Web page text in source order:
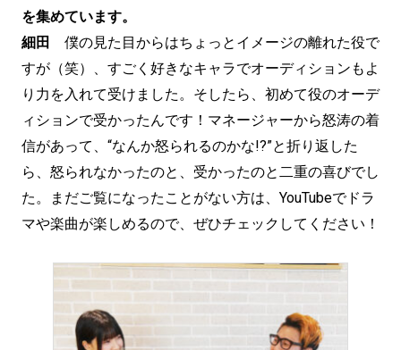
を集めています。
細田
僕の見た目からはちょっとイメージの離れた役で
すが（笑）、すごく好きなキャラでオーディションもよ
り力を入れて受けました。そしたら、初めて役のオーデ
ィションで受かったんです！マネージャーから怒涛の着
信があって、“なんか怒られるのかな!?”と折り返した
ら、怒られなかったのと、受かったのと二重の喜びでし
た。まだご覧になったことがない方は、YouTubeでドラ
マや楽曲が楽しめるので、ぜひチェックしてください！